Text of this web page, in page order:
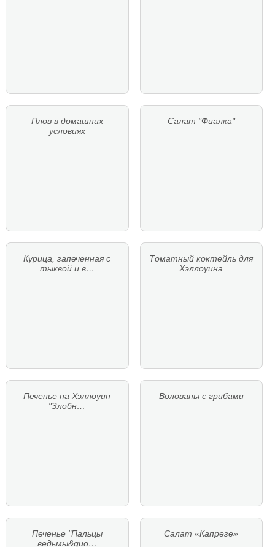
Плов в домашних
условиях
Салат "Фиалка"
Курица, запеченная с
тыквой и в…
Томатный коктейль для
Хэллоуина
Печенье на Хэллоуин
"Злобн…
Волованы с грибами
Печенье "Пальцы
ведьмы&quo…
Салат «Капрезе»